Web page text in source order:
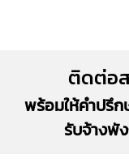
ติดต่อ
พร้อมให้คำปรึก
รับจ้างพั